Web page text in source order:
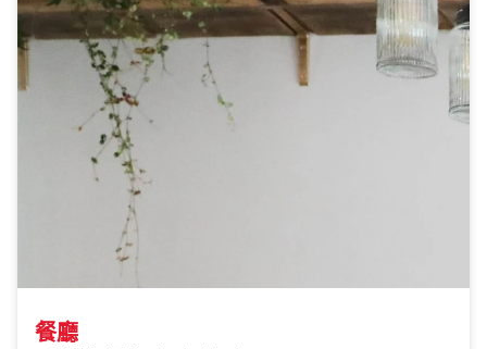
餐廳